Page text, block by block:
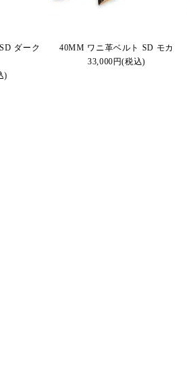
ダーク
)
40MM ワニ革ベルト SD モカ
33,000円(税込)